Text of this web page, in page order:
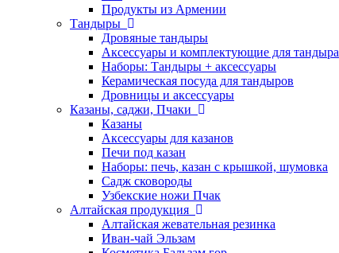
Продукты из Армении
Тандыры
Дровяные тандыры
Аксессуары и комплектующие для тандыра
Наборы: Тандыры + аксессуары
Керамическая посуда для тандыров
Дровницы и аксессуары
Казаны, саджи, Пчаки
Казаны
Аксессуары для казанов
Печи под казан
Наборы: печь, казан с крышкой, шумовка
Садж сковороды
Узбекские ножи Пчак
Алтайская продукция
Алтайская жевательная резинка
Иван-чай Эльзам